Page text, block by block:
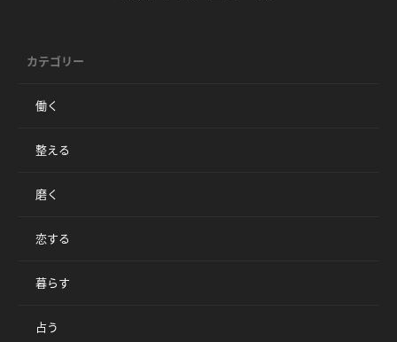
カテゴリー
働く
整える
磨く
恋する
暮らす
占う